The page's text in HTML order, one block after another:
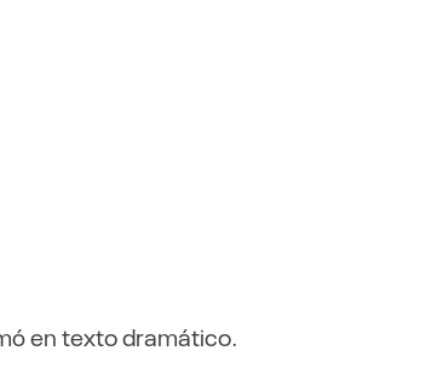
en texto dramático.